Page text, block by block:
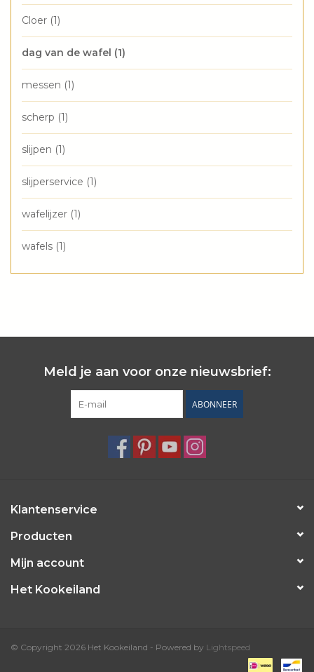
Cloer (1)
dag van de wafel (1)
messen (1)
scherp (1)
slijpen (1)
slijperservice (1)
wafelijzer (1)
wafels (1)
Meld je aan voor onze nieuwsbrief:
ABONNEER
Klantenservice
Producten
Mijn account
Het Kookeiland
© Copyright 2026 Het Kookeiland - Powered by Lightspeed